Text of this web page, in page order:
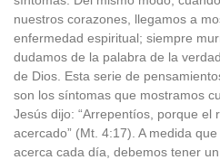
nuestros corazones, llegamos a
enfermedad espiritual; siempre
dudamos de la palabra de la
de Dios. Esta serie de
son los síntomas que mostramos
Jesús dijo: “Arrepentíos, porque el
acercado” (Mt. 4:17). A medida
acerca cada día, debemos tener